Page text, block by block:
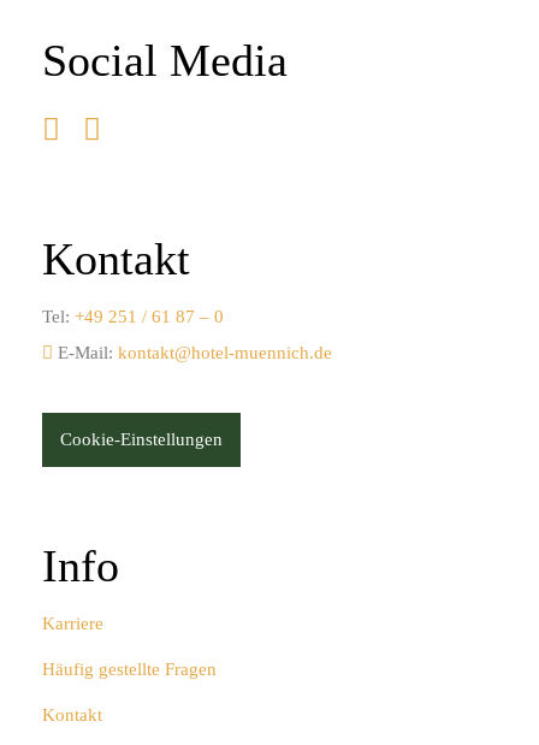
Social Media
Kontakt
Tel: +49 251 / 61 87 – 0
E-Mail: kontakt@hotel-muennich.de
Cookie-Einstellungen
Info
Karriere
Häufig gestellte Fragen
Kontakt